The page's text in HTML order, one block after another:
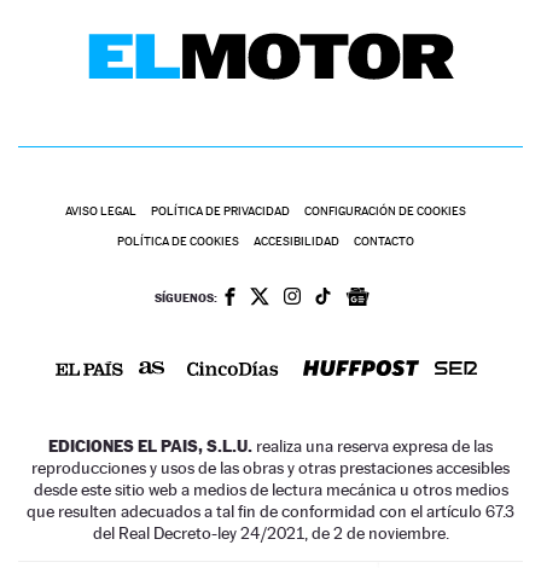
AVISO LEGAL POLÍTICA DE PRIVACIDAD CONFIGURACIÓN DE COOKIES
POLÍTICA DE COOKIES ACCESIBILIDAD CONTACTO
SÍGUENOS:
EDICIONES EL PAIS, S.L.U. realiza una reserva expresa de las
reproducciones y usos de las obras y otras prestaciones accesibles
desde este sitio web a medios de lectura mecánica u otros medios
que resulten adecuados a tal fin de conformidad con el artículo 67.3
del Real Decreto-ley 24/2021, de 2 de noviembre.